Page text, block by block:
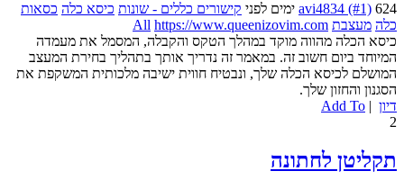
avi4834 (#1) 624 ימים לפני קישורים כללים - שונות כיסא כלה כסאות
כלה מעצבת All https://www.queenizovim.com
כיסא הכלה מהווה מוקד במהלך הטקס והקבלה, המסמל את מעמדה
המיוחד ביום חשוב זה. במאמר זה נדריך אותך בתהליך בחירת המעצב
המושלם לכיסא הכלה שלך, ונבטיח חווית ישיבה מלכותית המשקפת את
הסגנון והחזון שלך.
דיון |
Add To
2
תקליטן לחתונה